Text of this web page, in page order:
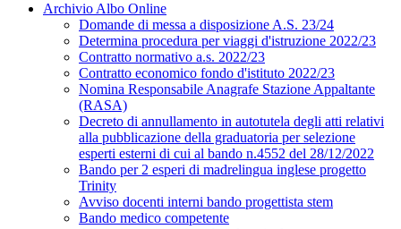
Archivio Albo Online
Domande di messa a disposizione A.S. 23/24
Determina procedura per viaggi d'istruzione 2022/23
Contratto normativo a.s. 2022/23
Contratto economico fondo d'istituto 2022/23
Nomina Responsabile Anagrafe Stazione Appaltante
(RASA)
Decreto di annullamento in autotutela degli atti relativi
alla pubblicazione della graduatoria per selezione
esperti esterni di cui al bando n.4552 del 28/12/2022
Bando per 2 esperi di madrelingua inglese progetto
Trinity
Avviso docenti interni bando progettista stem
Bando medico competente